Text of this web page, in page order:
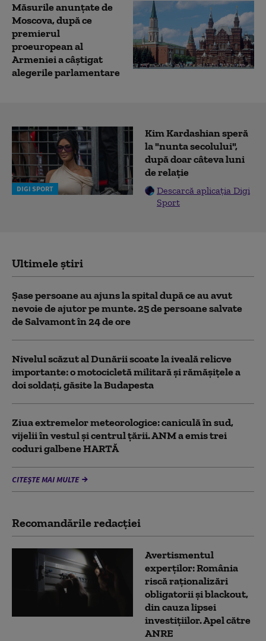
Măsurile anunțate de
Moscova, după ce
premierul
proeuropean al
Armeniei a câștigat
alegerile parlamentare
DIGI SPORT
Kim Kardashian speră
la "nunta secolului",
după doar câteva luni
de relație
Descarcă aplicația Digi
Sport
Ultimele știri
Șase persoane au ajuns la spital după ce au avut
nevoie de ajutor pe munte. 25 de persoane salvate
de Salvamont în 24 de ore
Nivelul scăzut al Dunării scoate la iveală relicve
importante: o motocicletă militară și rămășițele a
doi soldați, găsite la Budapesta
Ziua extremelor meteorologice: caniculă în sud,
vijelii în vestul și centrul țării. ANM a emis trei
coduri galbene HARTĂ
CITEȘTE MAI MULTE
Recomandările redacţiei
Avertismentul
experților: România
riscă raționalizări
obligatorii și blackout,
din cauza lipsei
investițiilor. Apel către
ANRE